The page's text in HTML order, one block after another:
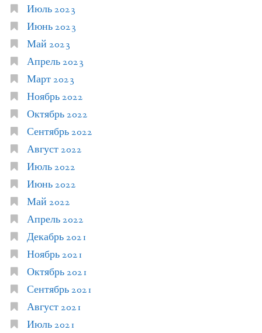
Июль 2023
Июнь 2023
Май 2023
Апрель 2023
Март 2023
Ноябрь 2022
Октябрь 2022
Сентябрь 2022
Август 2022
Июль 2022
Июнь 2022
Май 2022
Апрель 2022
Декабрь 2021
Ноябрь 2021
Октябрь 2021
Сентябрь 2021
Август 2021
Июль 2021